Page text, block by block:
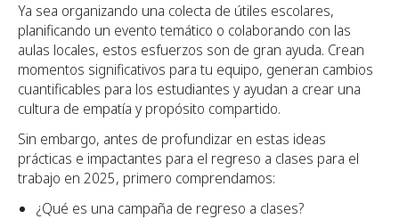
Ya sea organizando una colecta de útiles escolares,
planificando un evento temático o colaborando con las
aulas locales, estos esfuerzos son de gran ayuda. Crean
momentos significativos para tu equipo, generan cambios
cuantificables para los estudiantes y ayudan a crear una
cultura de empatía y propósito compartido.
Sin embargo, antes de profundizar en estas ideas
prácticas e impactantes para el regreso a clases para el
trabajo en 2025, primero comprendamos:
¿Qué es una campaña de regreso a clases?